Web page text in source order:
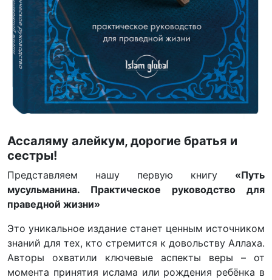
Ассаляму алейкум, дорогие братья и
сестры!
Представляем нашу первую книгу «Путь
мусульманина. Практическое руководство для
праведной жизни»
Это уникальное издание станет ценным источником
знаний для тех, кто стремится к довольству Аллаха.
Авторы охватили ключевые аспекты веры – от
момента принятия ислама или рождения ребёнка в